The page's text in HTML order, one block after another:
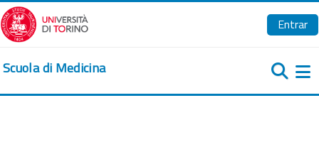
Salta al contenido principal
Entrar
Scuola di Medicina